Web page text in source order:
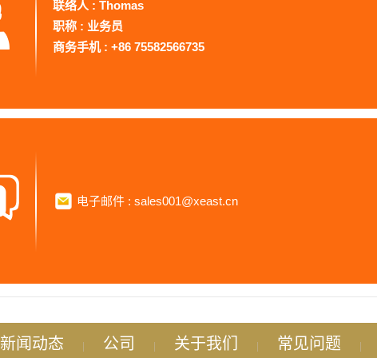
联络人 : Thomas
职称 : 业务员
商务手机 : +86 75582566735
电子邮件 : sales001@xeast.cn
新闻动态 公司 关于我们 常见问题